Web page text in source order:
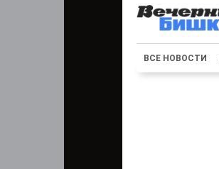
ВСЕ НОВОСТИ